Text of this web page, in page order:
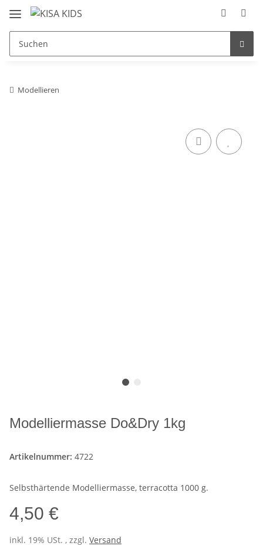
Modellieren
Modelliermasse Do&Dry 1kg
Artikelnummer: 4722
Selbsthärtende Modelliermasse, terracotta 1000 g.
4,50 €
inkl. 19% USt. , zzgl. Versand